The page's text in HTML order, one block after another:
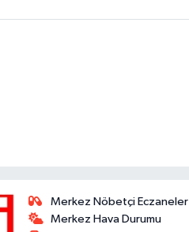
Merkez Nöbetçi Eczaneler
Merkez Hava Durumu